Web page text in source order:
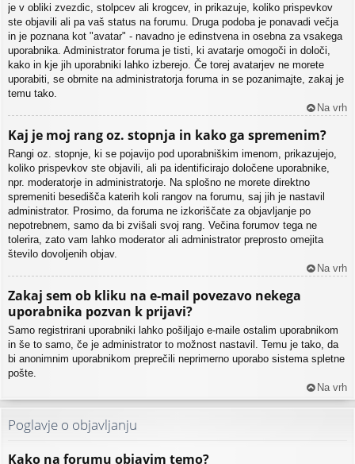
je v obliki zvezdic, stolpcev ali krogcev, in prikazuje, koliko prispevkov
ste objavili ali pa vaš status na forumu. Druga podoba je ponavadi večja
in je poznana kot "avatar" - navadno je edinstvena in osebna za vsakega
uporabnika. Administrator foruma je tisti, ki avatarje omogoči in določi,
kako in kje jih uporabniki lahko izberejo. Če torej avatarjev ne morete
uporabiti, se obrnite na administratorja foruma in se pozanimajte, zakaj je
temu tako.
Na vrh
Kaj je moj rang oz. stopnja in kako ga spremenim?
Rangi oz. stopnje, ki se pojavijo pod uporabniškim imenom, prikazujejo,
koliko prispevkov ste objavili, ali pa identificirajo določene uporabnike,
npr. moderatorje in administratorje. Na splošno ne morete direktno
spremeniti besedišča katerih koli rangov na forumu, saj jih je nastavil
administrator. Prosimo, da foruma ne izkoriščate za objavljanje po
nepotrebnem, samo da bi zvišali svoj rang. Večina forumov tega ne
tolerira, zato vam lahko moderator ali administrator preprosto omejita
število dovoljenih objav.
Na vrh
Zakaj sem ob kliku na e-mail povezavo nekega
uporabnika pozvan k prijavi?
Samo registrirani uporabniki lahko pošiljajo e-maile ostalim uporabnikom
in še to samo, če je administrator to možnost nastavil. Temu je tako, da
bi anonimnim uporabnikom preprečili neprimerno uporabo sistema spletne
pošte.
Na vrh
Poglavje o objavljanju
Kako na forumu objavim temo?